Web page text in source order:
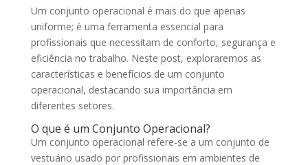
Um conjunto operacional é mais do que apenas
uniforme; é uma ferramenta essencial para
profissionais que necessitam de conforto, segurança e
eficiência no trabalho. Neste post, exploraremos as
características e benefícios de um conjunto
operacional, destacando sua importância em
diferentes setores.
O que é um Conjunto Operacional?
Um conjunto operacional refere-se a um conjunto de
vestuário usado por profissionais em ambientes de